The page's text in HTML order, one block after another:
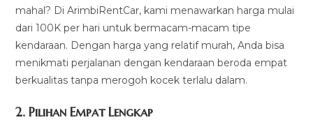
mahal? Di ArimbiRentCar, kami menawarkan harga mulai
dari 100K per hari untuk bermacam-macam tipe
kendaraan. Dengan harga yang relatif murah, Anda bisa
menikmati perjalanan dengan kendaraan beroda empat
berkualitas tanpa merogoh kocek terlalu dalam.
2. Pilihan Empat Lengkap